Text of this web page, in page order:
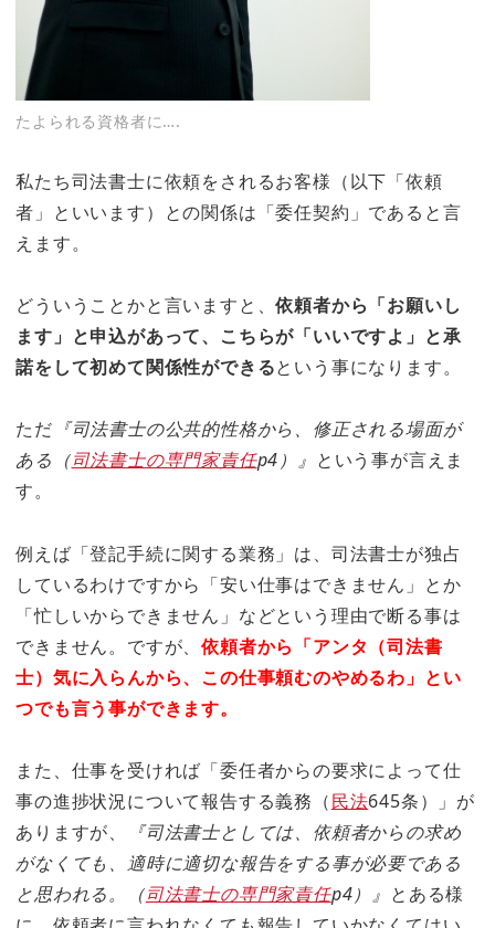
たよられる資格者に….
私たち司法書士に依頼をされるお客様（以下「依頼
者」といいます）との関係は「委任契約」であると言
えます。
どういうことかと言いますと、依頼者から「お願いし
ます」と申込があって、こちらが「いいですよ」と承
諾をして初めて関係性ができるという事になります。
ただ 『司法書士の公共的性格から、修正される場面が
ある（司法書士の専門家責任p4）』 という事が言えま
す。
例えば「登記手続に関する業務」は、司法書士が独占
しているわけですから「安い仕事はできません」とか
「忙しいからできません」などという理由で断る事は
できません。ですが、依頼者から「アンタ（司法書
士）気に入らんから、この仕事頼むのやめるわ」とい
つでも言う事ができます。
また、仕事を受ければ「委任者からの要求によって仕
事の進捗状況について報告する義務（民法645条）」が
ありますが、
『司法書士としては、依頼者からの求め
がなくても、適時に適切な報告をする事が必要である
と思われる。（司法書士の専門家責任p4）』 とある様